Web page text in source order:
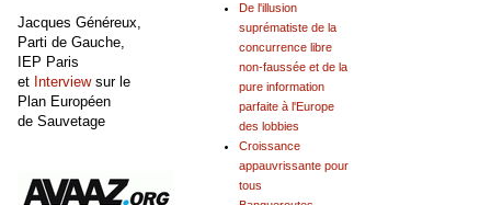
De l'illusion
suprématiste de la
concurrence libre
non-faussée et de la
pure information
parfaite à l'Europe
des lobbies
Croissance
appauvrissante pour
tous
Jacques Généreux,
Parti de Gauche,
IEP Paris
et Interviewsur le
Plan Européen
de Sauvetage